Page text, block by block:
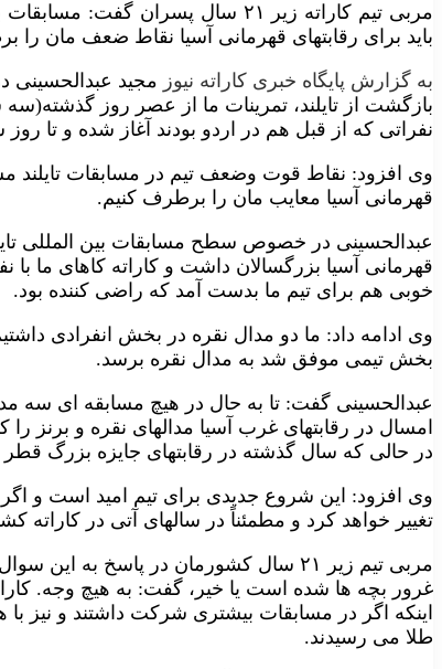
مربی تیم کاراته زیر ۲۱ سال پسران
باید برای رقابتهای قهرمانی آسیا نقاط ضعف مان را
به گزارش پایگاه خبری کاراته نیوز مجید عبدالحسینی
نفراتی که از قبل هم در اردو بودند آغاز شده و تا
وی افزود: نقاط قوت وضعف تیم در مسابقات
قهرمانی آسیا معایب مان را برطرف کنیم.
عبدالحسینی در خصوص سطح مسابقات بین المللی
قهرمانی آسیا بزرگسالان داشت و کاراته کاهای ما با
خوبی هم برای تیم ما بدست آمد که راضی کننده بود.
وی ادامه داد: ما دو مدال نقره در بخش انفرادی
بخش تیمی موفق شد به مدال نقره برسد.
عبدالحسینی گفت: تا به حال در هیچ مسابقه ای سه
امسال در رقابتهای غرب آسیا مدالهای نقره و برنز
در حالی که سال گذشته در رقابتهای جایزه بزرگ قطر
وی افزود: این شروع جدیدی برای تیم امید است و
تغییر خواهد کرد و مطمئناً در سالهای آتی در
مربی تیم زیر ۲۱ سال کشورمان در پاسخ به
غرور بچه ها شده است یا خیر، گفت: به هیچ وجه.
اینکه اگر در مسابقات بیشتری شرکت داشتند و نیز
طلا می رسیدند.